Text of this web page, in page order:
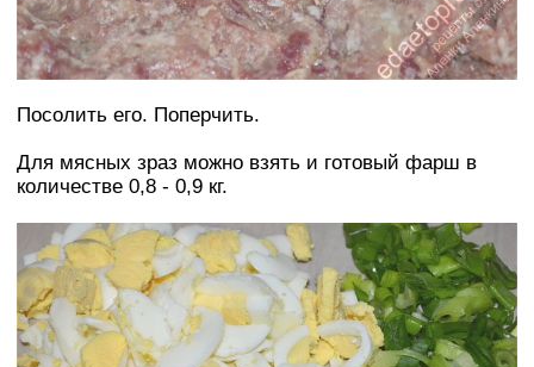
Посолить его. Поперчить.
Для мясных зраз можно взять и готовый фарш в
количестве 0,8 - 0,9 кг.